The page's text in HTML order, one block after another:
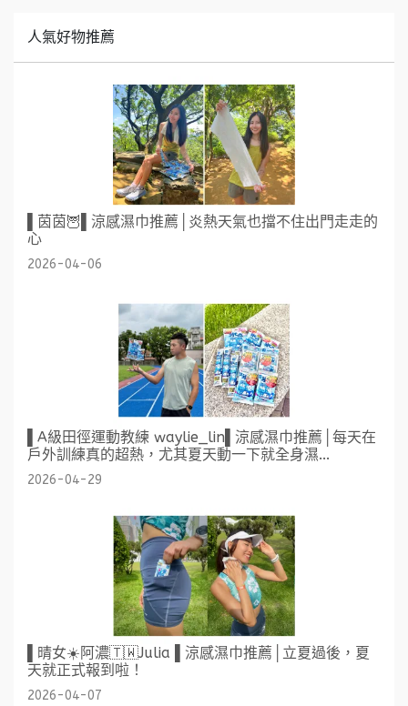
人氣好物推薦
▌茵茵🦉▌涼感濕巾推薦│炎熱天氣也擋不住出門走走的
心
2026-04-06
▌A級田徑運動教練 waylie_lin▌涼感濕巾推薦│每天在
戶外訓練真的超熱，尤其夏天動一下就全身濕...
2026-04-29
▌晴女☀️阿濃🇹🇼Julia ▌涼感濕巾推薦│立夏過後，夏
天就正式報到啦！
2026-04-07